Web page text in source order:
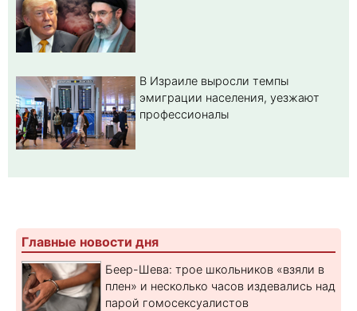
В Израиле выросли темпы
эмиграции населения, уезжают
профессионалы
Главные новости дня
Беер-Шева: трое школьников «взяли в
плен» и несколько часов издевались над
парой гомосексуалистов